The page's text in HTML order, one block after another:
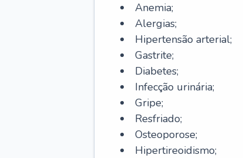
Anemia;
Alergias;
Hipertensão arterial;
Gastrite;
Diabetes;
Infecção urinária;
Gripe;
Resfriado;
Osteoporose;
Hipertireoidismo;